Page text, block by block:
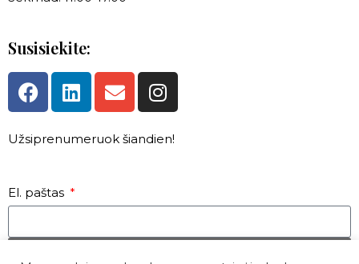
Susisiekite:
Užsiprenumeruok šiandien!
El. paštas